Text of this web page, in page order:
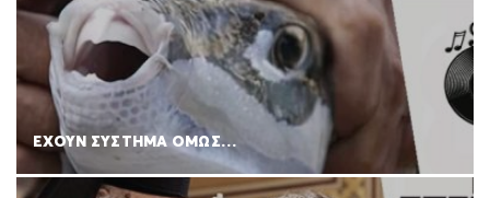
ΕΧΟΥΝ ΣΥΣΤΗΜΑ ΟΜΩΣ…